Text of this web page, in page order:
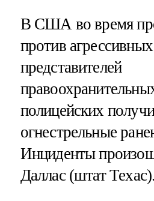
В США во время
против
представителей
полицейских
огнестрельные
Инциденты
Даллас (штат Техас).